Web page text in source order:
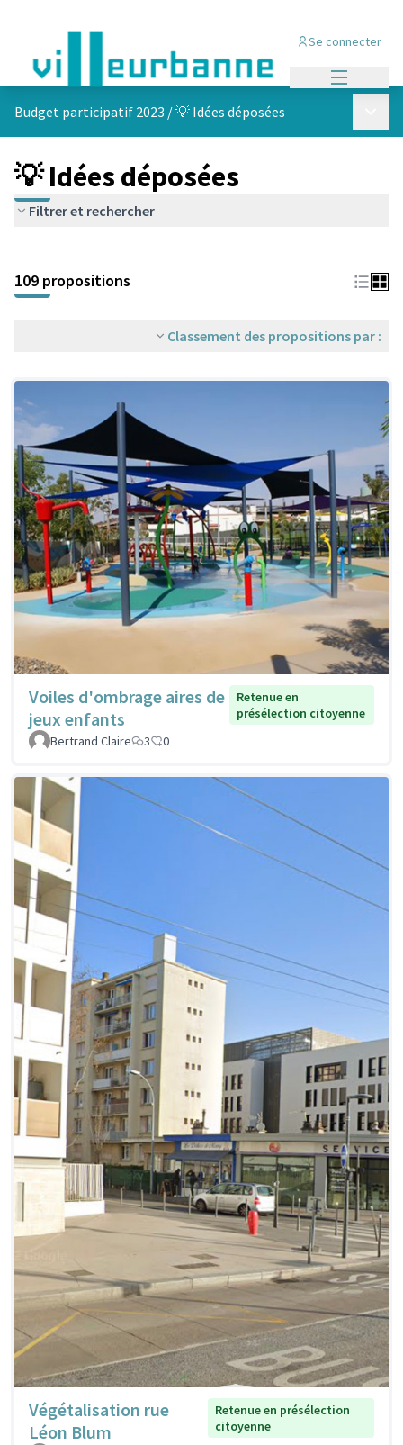
Se connecter
Budget participatif 2023 /💡 Idées déposées
💡 Idées déposées
Filtrer et rechercher
+
−
109 propositions
Classement des propositions par :
Voiles d'ombrage aires de
jeux enfants
Retenue en
présélection citoyenne
Bertrand Claire
3 0
Végétalisation rue
Léon Blum
Retenue en présélection
citoyenne